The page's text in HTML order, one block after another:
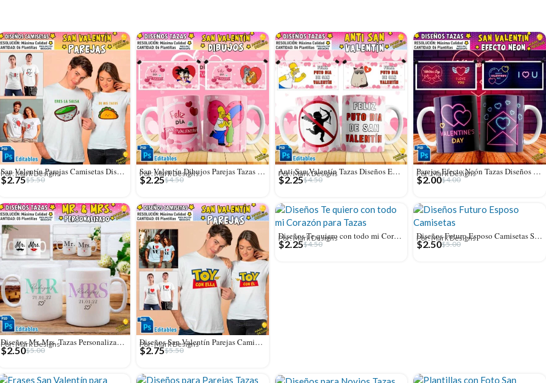
San Valentín Parejas Camisetas Diseños Editables
Por: Mark Designs
$5.50
$2.75
San Valentín Dibujos Parejas Tazas Editables
Por: Mark Designs
$4.50
$2.25
Anti San Valentín Tazas Diseños Editables
Por: Mark Designs
$4.50
$2.25
Parejas Efecto Neón Tazas Diseños Sublimación
Por: Mark Designs
$4.00
$2.00
Diseños Mr. Mrs. Tazas Personalizados Editables
Por: Mark Designs
$5.00
$2.50
Diseños San Valentín Parejas Camisetas Editables
Por: Mark Designs
$5.50
$2.75
Diseños Te quiero con todo mi Corazón para Tazas
Por: Mark Designs
$4.50
$2.25
Diseños Futuro Esposo Camisetas Sublimables Editables
Por: Mark Designs
$5.00
$2.50